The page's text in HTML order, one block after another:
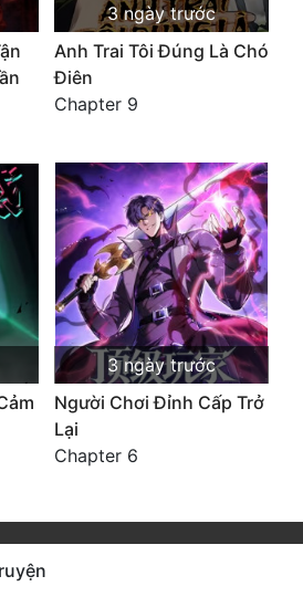
3 ngày trước
Anh Trai Tôi Đúng Là Chó
Điên
Chapter 9
3 ngày trước
Người Chơi Đỉnh Cấp Trở
Lại
Chapter 6